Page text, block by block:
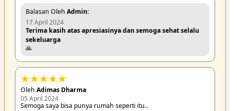
Balasan Oleh Admin:
17 April 2024
Terima kasih atas apresiasinya dan semoga sehat selalu
sekeluarga
🙏
★★★★★
Oleh Adimas Dharma
05 April 2024
Semoga saya bisa punya rumah seperti itu..